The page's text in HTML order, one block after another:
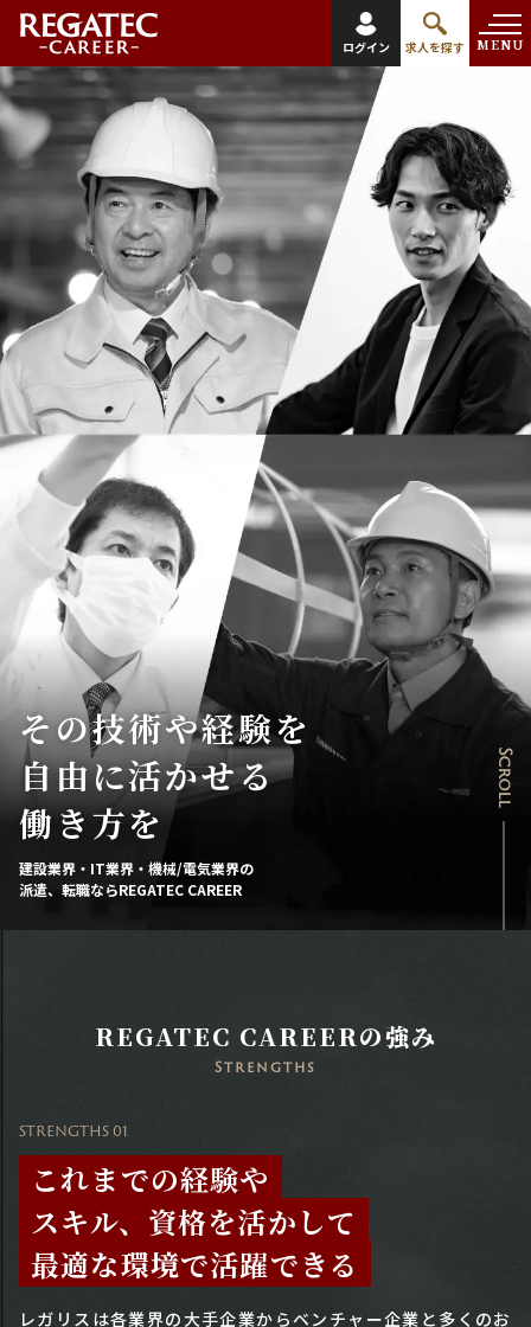
ログイン 求人を探す MENU
Scroll
その技術や経験を
自由に活かせる
働き方を
建設業界・IT業界・機械/電気業界の
派遣、転職ならREGATEC CAREER
REGATEC CAREERの強み
Strengths
STRENGTHS 01
これまでの経験や
スキル、資格を活かして
最適な環境で活躍できる
レガリスは各業界の大手企業からベンチャー企業と多くのお